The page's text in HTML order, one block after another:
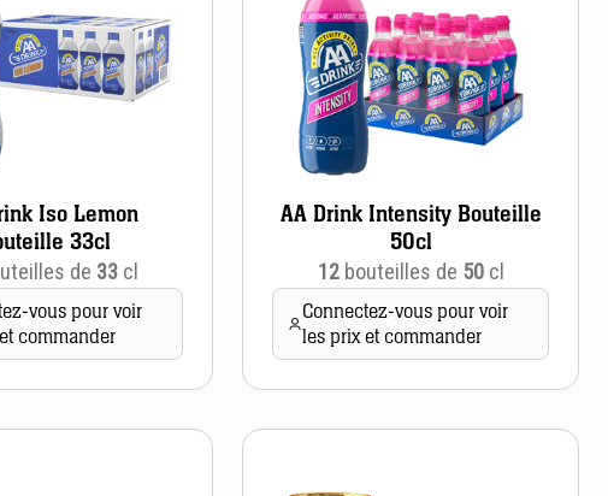
Iso Lemon
33cl
de 33cl
vous pour voir
commander
AA Drink Intensity Bouteille
50cl
12bouteilles de 50cl
Connectez-vous pour voir
les prix et commander